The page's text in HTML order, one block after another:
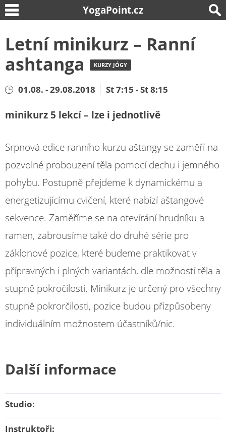
YogaPoint.cz
Letní minikurz – Ranní
ashtanga
KURZY JÓGY
01.08. - 29.08.2018 St 7:15 - St 8:15
minikurz 5 lekcí – lze i jednotlivě
Srpnová edice ranního kurzu aštangy se zaměří na
pozvolné probouzení těla pomocí dechu i jemného
pohybu. Postupně přejdeme k dynamickému a
energetizujícímu cvičení, které nabízí aštangové
sekvence. ​Zaměříme se na otevírání hrudníku a
ramen, zabrousíme také do druhé série pro
záklonové pozice, které budeme praktikovat v
přípravných i plných variantách, dle možností těla a
stupně pokročilosti. Minikurz je určený pro všechny
stupně pokrorčilosti, pozice budou přizpůsobeny
individuálním možnostem účastníků/nic.
Další informace
Studio:
Instruktoři: